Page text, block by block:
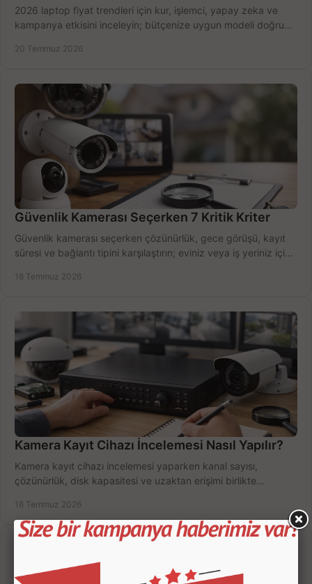
2026 laptop fiyat trendleri için kur, işlemci, yapay zeka ve
kampanya etkisini inceleyin; bütçenize uygun modeli doğru
20 Temmuz 2026
Güvenlik Kamerası Seçerken 7 Kritik Kriter
Güvenlik kamerası seçerken çözünürlük, gece görüşü, kayıt
süresi ve bağlantı tipini karşılaştırın; eviniz veya iş yeriniz için
18 Temmuz 2026
Kamera Kayıt Cihazı İncelemesi Nasıl Yapılır?
Kamera kayıt cihazı incelemesi yaparken kanal sayısı,
çözünürlük, disk kapasitesi ve uzaktan erişimi birlikte
16 Temmuz 2026